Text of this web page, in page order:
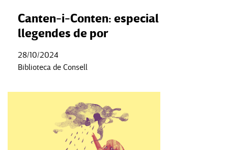
Canten-i-Conten: especial
llegendes de por
28/10/2024
Biblioteca de Consell